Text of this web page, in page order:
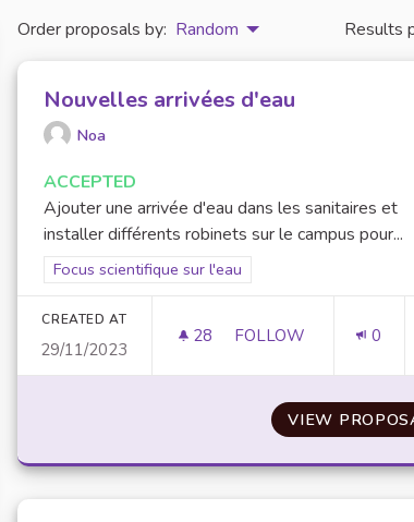
Order proposals by: Random Results
Nouvelles arrivées d'eau
Noa
ACCEPTED
Ajouter une arrivée d'eau dans les sanitaires et
installer différents robinets sur le campus pour...
Filter results for scope: Focus scientifique sur l'eau
Focus scientifique sur l'eau
CREATED AT
29/11/2023
28 28 FOLLOWERS
FOLLOW 0
VIEW